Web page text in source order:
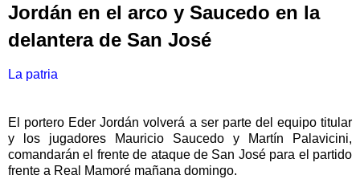
Jordán en el arco y Saucedo en la
delantera de San José
La patria
El portero Eder Jordán volverá a ser parte del equipo titular
y los jugadores Mauricio Saucedo y Martín Palavicini,
comandarán el frente de ataque de San José para el partido
frente a Real Mamoré mañana domingo.